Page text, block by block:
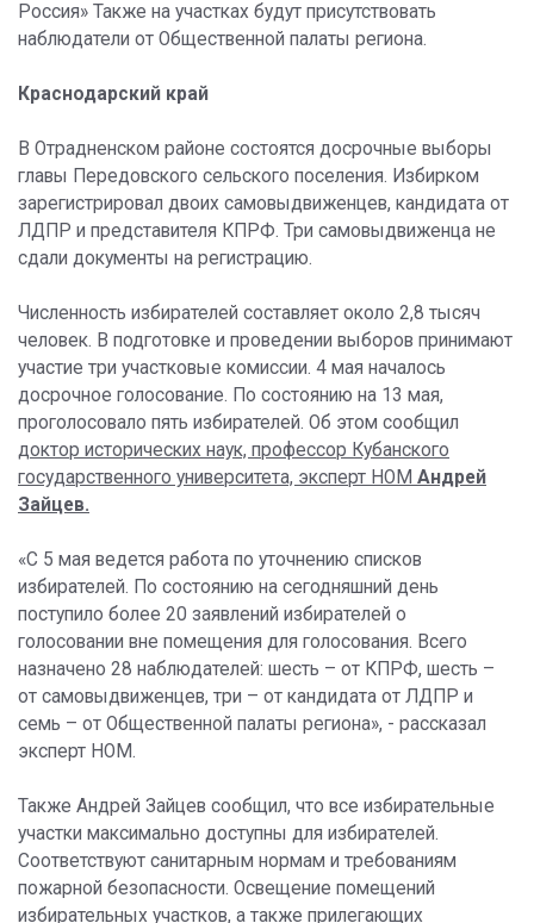
Россия» Также на участках будут присутствовать
наблюдатели от Общественной палаты региона.
Краснодарский край
В Отрадненском районе состоятся досрочные выборы
главы Передовского сельского поселения. Избирком
зарегистрировал двоих самовыдвиженцев, кандидата от
ЛДПР и представителя КПРФ. Три самовыдвиженца не
сдали документы на регистрацию.
Численность избирателей составляет около 2,8 тысяч
человек. В подготовке и проведении выборов принимают
участие три участковые комиссии. 4 мая началось
досрочное голосование. По состоянию на 13 мая,
проголосовало пять избирателей. Об этом сообщил
доктор исторических наук, профессор Кубанского
государственного университета, эксперт НОМ Андрей
Зайцев.
«С 5 мая ведется работа по уточнению списков
избирателей. По состоянию на сегодняшний день
поступило более 20 заявлений избирателей о
голосовании вне помещения для голосования. Всего
назначено 28 наблюдателей: шесть – от КПРФ, шесть –
от самовыдвиженцев, три – от кандидата от ЛДПР и
семь – от Общественной палаты региона», - рассказал
эксперт НОМ.
Также Андрей Зайцев сообщил, что все избирательные
участки максимально доступны для избирателей.
Соответствуют санитарным нормам и требованиям
пожарной безопасности. Освещение помещений
избирательных участков, а также прилегающих